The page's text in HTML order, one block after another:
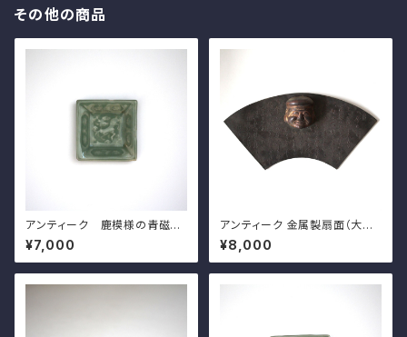
その他の商品
アンティーク 鹿模様の青磁角
豆皿（その６）d7.4cm Antiqu
e Japanese Celadon Squa
re Small Dish, Deer Design
¥7,000
アンティーク 金属製扇面（大黒）
壁掛 ｗ31.5cm Antique Ja
panese Fan Shaped Metal
Hanging Wall Decoration w
¥8,000